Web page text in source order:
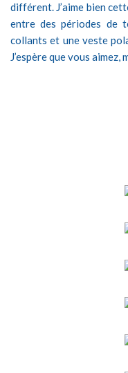
différent. J’aime bien
entre des périodes de
collants et une veste
J’espère que vous